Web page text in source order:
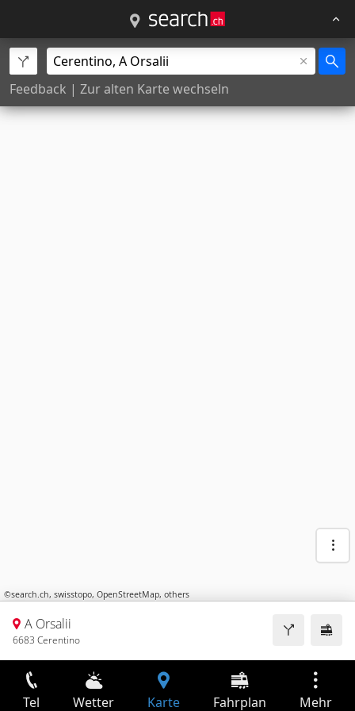
Feedback | Zur alten Karte wechseln
©search.ch, swisstopo, OpenStreetMap, others
A Orsalii
6683 Cerentino
Tel Wetter Karte Fahrplan Mehr